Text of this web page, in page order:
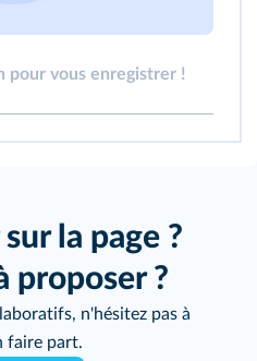
pour vous enregistrer !
la page ?
proposer ?
n'hésitez pas à
faire part.